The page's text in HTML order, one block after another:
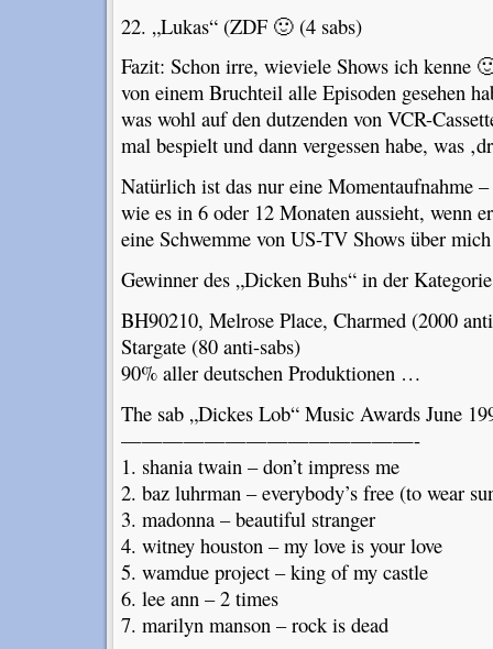
22. „Lukas“ (ZDF 🙂 (4 sabs)
Fazit: Schon irre, wieviele Shows ich kenne
von einem Bruchteil alle Episoden gesehen
was wohl auf den dutzenden von VCR-
mal bespielt und dann vergessen habe, was
Natürlich ist das nur eine Momentaufnahme
wie es in 6 oder 12 Monaten aussieht, wenn
eine Schwemme von US-TV Shows über
Gewinner des „Dicken Buhs“ in der
BH90210, Melrose Place, Charmed (2000
Stargate (80 anti-sabs)
90% aller deutschen Produktionen …
The sab „Dickes Lob“ Music Awards June
——————————————-
1. shania twain – don’t impress me
2. baz luhrman – everybody’s free (to wear
3. madonna – beautiful stranger
4. witney houston – my love is your love
5. wamdue project – king of my castle
6. lee ann – 2 times
7. marilyn manson – rock is dead